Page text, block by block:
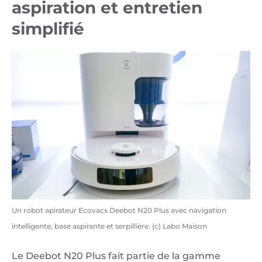
aspiration et entretien
simplifié
Un robot apirateur Ecovacs Deebot N20 Plus avec navigation
intelligente, base aspirante et serpillière. (c) Labo Maison
Le Deebot N20 Plus fait partie de la gamme